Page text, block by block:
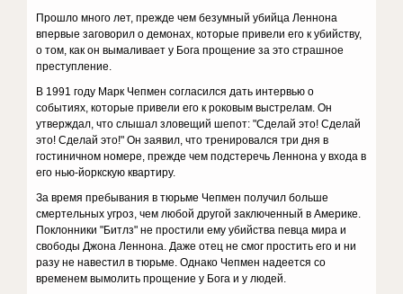
Прошло много лет, прежде чем безумный убийца Леннона
впервые заговорил о демонах, которые привели его к убийству,
о том, как он вымаливает у Бога прощение за это страшное
преступление.
В 1991 году Марк Чепмен согласился дать интервью о
событиях, которые привели его к роковым выстрелам. Он
утверждал, что слышал зловещий шепот: "Сделай это! Сделай
это! Сделай это!" Он заявил, что тренировался три дня в
гостиничном номере, прежде чем подстеречь Леннона у входа в
его нью-йоркскую квартиру.
За время пребывания в тюрьме Чепмен получил больше
смертельных угроз, чем любой другой заключенный в Америке.
Поклонники "Битлз" не простили ему убийства певца мира и
свободы Джона Леннона. Даже отец не смог простить его и ни
разу не навестил в тюрьме. Однако Чепмен надеется со
временем вымолить прощение у Бога и у людей.